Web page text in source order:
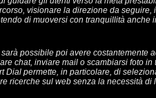
visionare la direzione da
di muoversi con tranquillità anche
possibile poi avere costantemente
chat, inviare mail o scambiarsi foto
Dial permette, in particolare, di
ricerche sul web senza la necessità di